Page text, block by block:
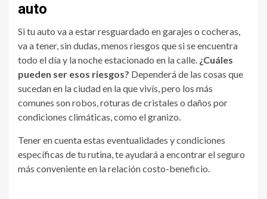
auto
Si tu auto va a estar resguardado en garajes o cocheras,
va a tener, sin dudas, menos riesgos que si se encuentra
todo el día y la noche estacionado en la calle. ¿Cuáles
pueden ser esos riesgos? Dependerá de las cosas que
sucedan en la ciudad en la que vivís, pero los más
comunes son robos, roturas de cristales o daños por
condiciones climáticas, como el granizo.
Tener en cuenta estas eventualidades y condiciones
específicas de tu rutina, te ayudará a encontrar el seguro
más conveniente en la relación costo-beneficio.